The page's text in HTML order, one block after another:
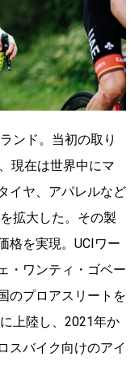
ンド。当初の取り
現在は世界中にマ
イヤ、アパレルなど
拡大した。その製
格を実現。UCIワー
・ワンティ・ゴベー
のプロアスリートを
上陸し、2021年か
スバイク向けのアイ